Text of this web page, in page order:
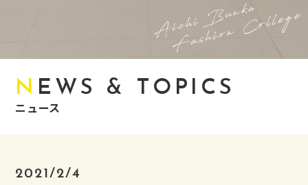
NEWS & TOPICS
ニュース
2021/2/4